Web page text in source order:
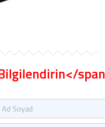
span